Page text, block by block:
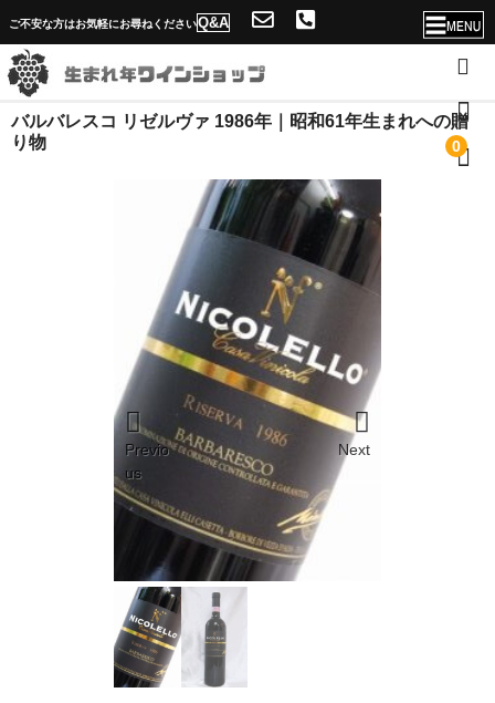
ご不安な方はお気軽にお尋ねくださいQ&A
0
ホーム
ソムリエ紹介と生まれ年ワインショップの魅力
当店独自のサービス！
名入れが出来ない理由
問合せフォーム
完売ワインのお問合せフォーム
自動メール不通の連絡
写真添付フォーム
バルバレスコ リゼルヴァ 1986年｜昭和61年生まれへの贈
り物
Previo
us
Next